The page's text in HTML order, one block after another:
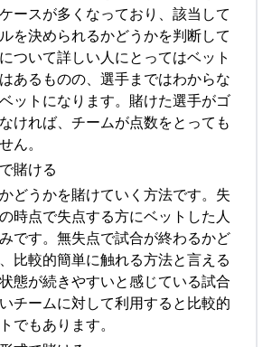
ースが多くなっており、該当して
を決められるかどうかを判断して
ついて詳しい人にとってはベット
あるものの、選手まではわからな
ットになります。賭けた選手がゴ
ければ、チームが点数をとっても
ん。
賭ける
どうかを賭けていく方法です。失
時点で失点する方にベットした人
です。無失点で試合が終わるかど
比較的簡単に触れる方法と言える
態が続きやすいと感じている試合
チームに対して利用すると比較的
でもあります。